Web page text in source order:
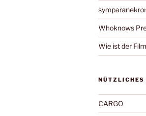
Whoknows
Wie ist der
NÜTZLICHES
CARGO